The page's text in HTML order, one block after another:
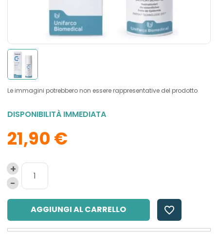
Le immagini potrebbero non essere rappresentative del prodotto
DISPONIBILITÀ IMMEDIATA
21,90 €
AGGIUNGI AL CARRELLO favorite_border